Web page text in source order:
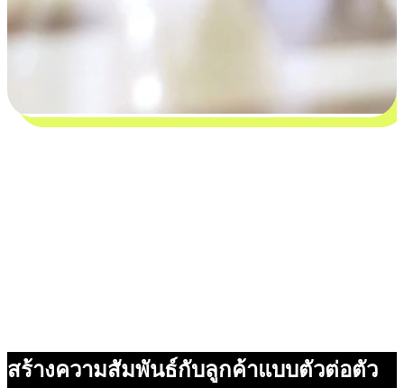
สร้างความสัมพันธ์กับลูกค้าแบบตัวต่อตัว